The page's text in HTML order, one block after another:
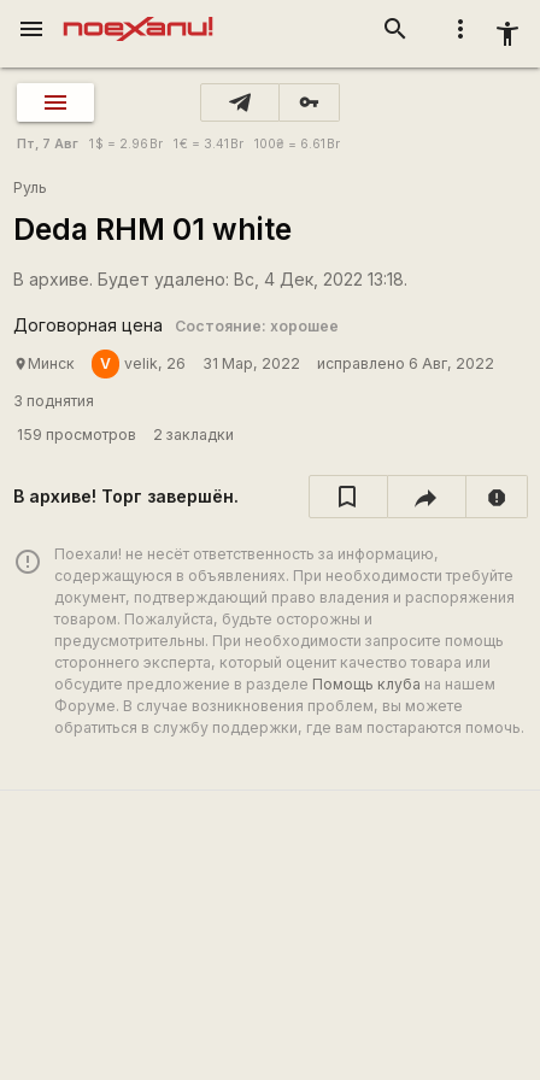
more_vert accessibility_new
search
menu
vpn_key
Пт, 7 Авг 1 $ = 2.96 Br 1€ = 3.41 Br 100₴ = 6.61 Br
Руль
Deda RHM 01 white
В архиве. Будет удалено: Вс, 4 Дек, 2022 13:18.
Договорная цена Состояние: хорошее
place Минск V velik, 26 31 Мар, 2022 исправлено 6 Авг, 2022
3 поднятия
159 просмотров
2 закладки
В архиве! Торг завершён. report
error_outline
Поехали! не несёт ответственность за информацию,
содержащуюся в объявлениях. При необходимости требуйте
документ, подтверждающий право владения и распоряжения
товаром. Пожалуйста, будьте осторожны и
предусмотрительны. При необходимости запросите помощь
стороннего эксперта, который оценит качество товара или
обсудите предложение в разделе Помощь клуба на нашем
Форуме. В случае возникновения проблем, вы можете
обратиться в службу поддержки, где вам постараются помочь.